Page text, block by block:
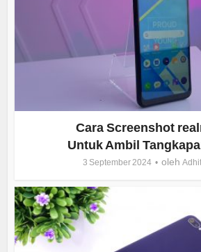
Cara Screenshot
Untuk Ambil
3 September 2024 oleh